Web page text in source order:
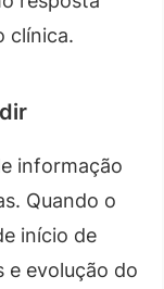
clínica.
informação
Quando o
início de
e evolução do